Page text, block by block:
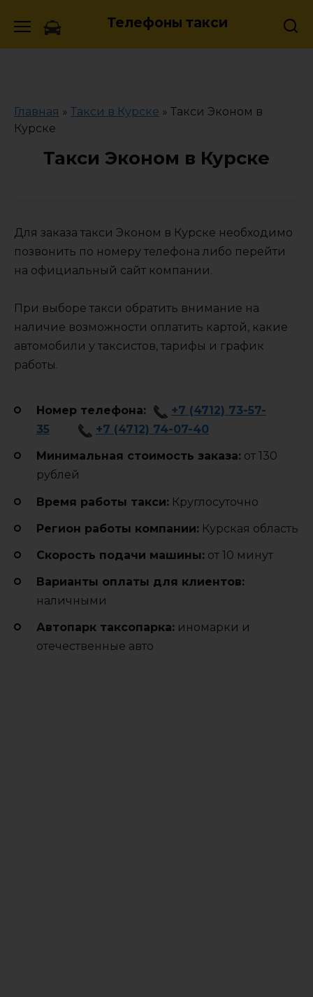
Телефоны такси
Главная » Такси в Курске » Такси Эконом в
Курске
Такси Эконом в Курске
Для заказа такси Эконом в Курске необходимо
позвонить по номеру телефона либо перейти
на официальный сайт компании.
При выборе такси обратить внимание на
наличие возможности оплатить картой, какие
автомобили у таксистов, тарифы и график
работы.
Номер телефона:
+7 (4712) 73-57-
35
+7 (4712) 74-07-40
Минимальная стоимость заказа: от 130
рублей
Время работы такси: Круглосуточно
Регион работы компании: Курская область
Cкорость подачи машины: от 10 минут
Варианты оплаты для клиентов:
наличными
Автопарк таксопарка: иномарки и
отечественные авто